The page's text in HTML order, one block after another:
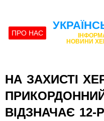
ПРО НАС
НОВИНИ
НА ЗАХИСТІ
ВІДЗНАЧАЄ